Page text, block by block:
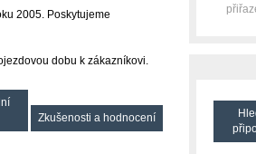
2005. Poskytujeme
dobu k zákazníkovi.
Zkušenosti a hodnocení